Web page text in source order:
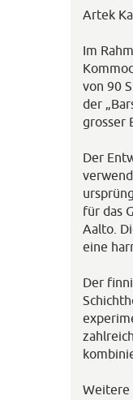
Artek
Im
von 90
der
grosser
Der
für das
Aalto.
eine
Der
Weitere